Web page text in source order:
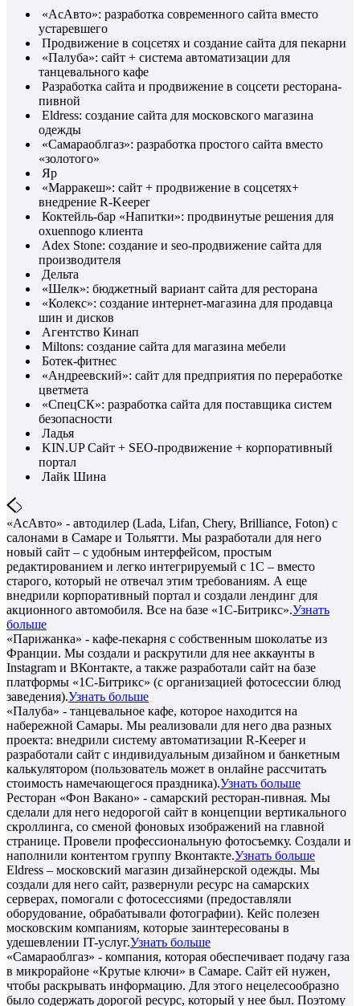
«АсАвто»: разработка современного сайта вместо
устаревшего
Продвижение в соцсетях и создание сайта для пекарни
«Палуба»: сайт + система автоматизации для
танцевального кафе
Разработка сайта и продвижение в соцсети ресторана-
пивной
Eldress: создание сайта для московского магазина
одежды
«Самараоблгаз»: разработка простого сайта вместо
«золотого»
Яр
«Марракеш»: сайт + продвижение в соцсетях+
внедрение R-Keeper
Коктейль-бар «Напитки»: продвинутые решения для
oxuennogo клиента
Adex Stone: создание и seo-продвижение сайта для
производителя
Дельта
«Шелк»: бюджетный вариант сайта для ресторана
«Колекс»: создание интернет-магазина для продавца
шин и дисков
Агентство Кинап
Miltons: создание сайта для магазина мебели
Ботек-фитнес
«Андреевский»: сайт для предприятия по переработке
цветмета
«СпецСК»: разработка сайта для поставщика систем
безопасности
Ладья
KIN.UP Сайт + SEO-продвижение + корпоративный
портал
Лайк Шина
«АсАвто» - автодилер (Lada, Lifan, Chery, Brilliance, Foton) с
салонами в Самаре и Тольятти. Мы разработали для него
новый сайт – с удобным интерфейсом, простым
редактированием и легко интегрируемый с 1С – вместо
старого, который не отвечал этим требованиям. А еще
внедрили корпоративный портал и создали лендинг для
акционного автомобиля. Все на базе «1С-Битрикс».Узнать
больше
«Парижанка» - кафе-пекарня с собственным шоколатье из
Франции. Мы создали и раскрутили для нее аккаунты в
Instagram и ВКонтакте, а также разработали сайт на базе
платформы «1С-Битрикс» (с организацией фотосессии блюд
заведения).Узнать больше
«Палуба» - танцевальное кафе, которое находится на
набережной Самары. Мы реализовали для него два разных
проекта: внедрили систему автоматизации R-Keeper и
разработали сайт с индивидуальным дизайном и банкетным
калькулятором (пользователь может в онлайне рассчитать
стоимость намечающегося праздника).Узнать больше
Ресторан «Фон Вакано» - самарский ресторан-пивная. Мы
сделали для него недорогой сайт в концепции вертикального
скроллинга, со сменой фоновых изображений на главной
странице. Провели профессиональную фотосъемку. Создали и
наполнили контентом группу Вконтакте.Узнать больше
Eldress – московский магазин дизайнерской одежды. Мы
создали для него сайт, развернули ресурс на самарских
серверах, помогали с фотосессиями (предоставляли
оборудование, обрабатывали фотографии). Кейс полезен
московским компаниям, которые заинтересованы в
удешевлении IT-услуг.Узнать больше
«Самараоблгаз» - компания, которая обеспечивает подачу газа
в микрорайоне «Крутые ключи» в Самаре. Сайт ей нужен,
чтобы раскрывать информацию. Для этого нецелесообразно
было содержать дорогой ресурс, который у нее был. Поэтому